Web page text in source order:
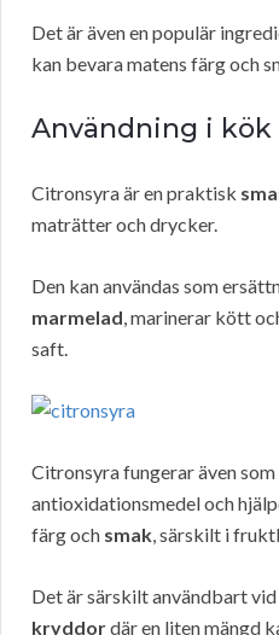
Det är även en populär
kan bevara matens färg och
Användning i kök
Citronsyra är en praktisk
maträtter och drycker.
Den kan användas som
marmelad, marinerar kött
saft.
Citronsyra fungerar även
antioxidationsmedel och
färg och smak, särskilt i
Det är särskilt användbart
kryddordär en liten mängd